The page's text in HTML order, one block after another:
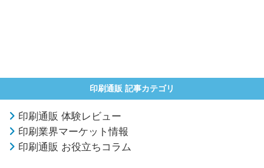
印刷通販 記事カテゴリ
印刷通販 体験レビュー
印刷業界マーケット情報
印刷通販 お役立ちコラム